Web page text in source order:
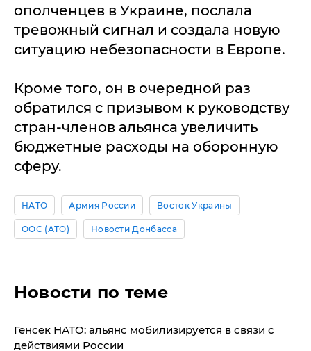
ополченцев в Украине, послала
тревожный сигнал и создала новую
ситуацию небезопасности в Европе.
Кроме того, он в очередной раз
обратился с призывом к руководству
стран-членов альянса увеличить
бюджетные расходы на оборонную
сферу.
НАТО Армия России Восток Украины
ООС (АТО) Новости Донбасса
Новости по теме
Генсек НАТО: альянс мобилизируется в связи с
действиями России